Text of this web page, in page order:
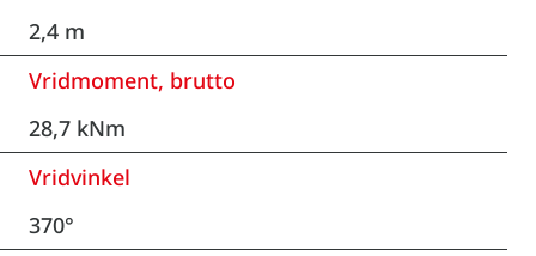
2,4 m
Vridmoment, brutto
28,7 kNm
Vridvinkel
370°